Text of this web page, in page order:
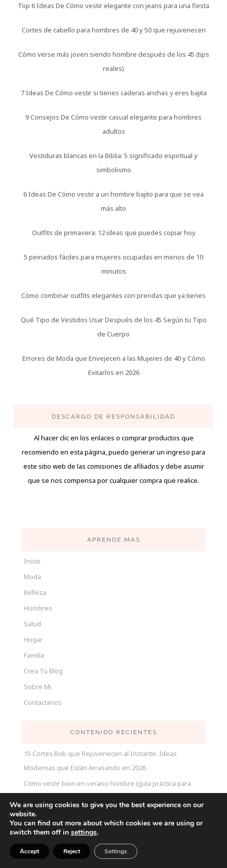
Top 6 Ideas De Cómo vestir elegante con jeans para una fiesta
Cortes de cabello para hombres de 40 y 50 que rejuvenecen
Cómo verse más joven siendo hombre después de los 45 (tips
reales)
7 Ideas De Cómo vestir si tienes caderas anchas y eres bajita
9 Consejos De Cómo vestir casual elegante para hombres
adultos
Vestiduras blancas en la Biblia: 5 significado espiritual y
simbolismo
6 Ideas De Cómo vestir a un hombre bajito para que se vea
más alto
Outfits de primavera: 12 ideas que puedes copiar hoy
5 peinados fáciles para mujeres ocupadas en menos de 10
minutos
Cómo combinar outfits elegantes con prendas que ya tienes
Qué Tipo de Vestidos Usar Después de los 45 Según tu Tipo
de Cuerpo
Errores de Moda que Envejecen a las Mujeres de 40 y Cómo
Evitarlos en 2026
DESCARGO DE RESPONSABILIDAD
Al hacer clic en los enlaces o comprar productos que
recomiendo en esta página, puedo generar un ingreso para
este sitio web de las comisiones de afiliados y debe asumir
que se nos compensa por cualquier compra que realice.
APRENDE MAS
Inicio
Moda
Belleza
Hombres
Salud
Hogar
Familia
Crea Tu Blog
Sobre Mi
Contactanos
CONTENIDO RECIENTES
15 Cortes Bob que Rejuvenecen al Instante: Ideas
Modernas que Están Arrasando en 2026
Cómo vestir bien en verano hombre (guía práctica para
Cómo Vestir en Verano para Hombres (Sin Pasar Calor y
Viéndose Bien)
Outfits formales para hombres mayores de 50
We are using cookies to give you the best experience on our
website.
You can find out more about which cookies we are using or
switch them off in settings.
Accept Reject Settings